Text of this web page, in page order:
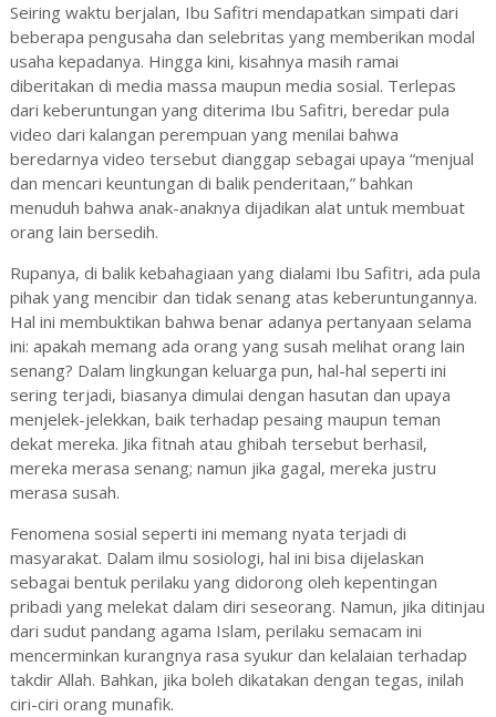
Seiring waktu berjalan, Ibu Safitri mendapatkan simpati dari
beberapa pengusaha dan selebritas yang memberikan modal
usaha kepadanya. Hingga kini, kisahnya masih ramai
diberitakan di media massa maupun media sosial. Terlepas
dari keberuntungan yang diterima Ibu Safitri, beredar pula
video dari kalangan perempuan yang menilai bahwa
beredarnya video tersebut dianggap sebagai upaya “menjual
dan mencari keuntungan di balik penderitaan,” bahkan
menuduh bahwa anak-anaknya dijadikan alat untuk membuat
orang lain bersedih.
Rupanya, di balik kebahagiaan yang dialami Ibu Safitri, ada pula
pihak yang mencibir dan tidak senang atas keberuntungannya.
Hal ini membuktikan bahwa benar adanya pertanyaan selama
ini: apakah memang ada orang yang susah melihat orang lain
senang? Dalam lingkungan keluarga pun, hal-hal seperti ini
sering terjadi, biasanya dimulai dengan hasutan dan upaya
menjelek-jelekkan, baik terhadap pesaing maupun teman
dekat mereka. Jika fitnah atau ghibah tersebut berhasil,
mereka merasa senang; namun jika gagal, mereka justru
merasa susah.
Fenomena sosial seperti ini memang nyata terjadi di
masyarakat. Dalam ilmu sosiologi, hal ini bisa dijelaskan
sebagai bentuk perilaku yang didorong oleh kepentingan
pribadi yang melekat dalam diri seseorang. Namun, jika ditinjau
dari sudut pandang agama Islam, perilaku semacam ini
mencerminkan kurangnya rasa syukur dan kelalaian terhadap
takdir Allah. Bahkan, jika boleh dikatakan dengan tegas, inilah
ciri-ciri orang munafik.